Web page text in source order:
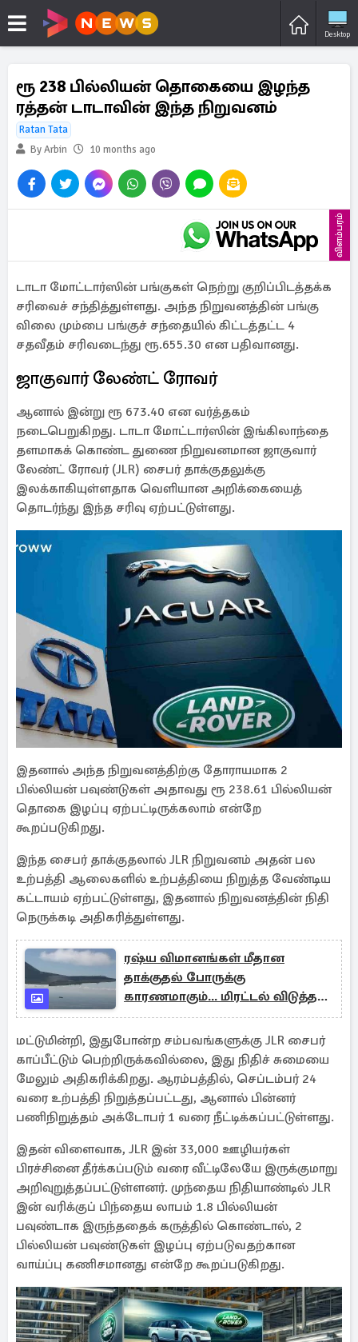
Desktop
ரூ 238 பில்லியன் தொகையை இழந்த
ரத்தன் டாடாவின் இந்த நிறுவனம்
Ratan Tata
By Arbin
10 months ago
விளம்பரம்
டாடா மோட்டார்ஸின் பங்குகள் நெற்று குறிப்பிடத்தக்க
சரிவைச் சந்தித்துள்ளது. அந்த நிறுவனத்தின் பங்கு
விலை மும்பை பங்குச் சந்தையில் கிட்டத்தட்ட 4
சதவீதம் சரிவடைந்து ரூ.655.30 என பதிவானது.
ஜாகுவார் லேண்ட் ரோவர்
ஆனால் இன்று ரூ 673.40 என வர்த்தகம்
நடைபெறுகிறது. டாடா மோட்டார்ஸின் இங்கிலாந்தை
தளமாகக் கொண்ட துணை நிறுவனமான ஜாகுவார்
லேண்ட் ரோவர் (JLR) சைபர் தாக்குதலுக்கு
இலக்காகியுள்ளதாக வெளியான அறிக்கையைத்
தொடர்ந்து இந்த சரிவு ஏற்பட்டுள்ளது.
இதனால் அந்த நிறுவனத்திற்கு தோராயமாக 2
பில்லியன் பவுண்டுகள் அதாவது ரூ 238.61 பில்லியன்
தொகை இழப்பு ஏற்பட்டிருக்கலாம் என்றே
கூறப்படுகிறது.
இந்த சைபர் தாக்குதலால் JLR நிறுவனம் அதன் பல
உற்பத்தி ஆலைகளில் உற்பத்தியை நிறுத்த வேண்டிய
கட்டாயம் ஏற்பட்டுள்ளது, இதனால் நிறுவனத்தின் நிதி
நெருக்கடி அதிகரித்துள்ளது.
ரஷ்ய விமானங்கள் மீதான
தாக்குதல் போருக்கு
காரணமாகும்... மிரட்டல் விடுத்த
ரஷ்யா
மட்டுமின்றி, இதுபோன்ற சம்பவங்களுக்கு JLR சைபர்
காப்பீட்டும் பெற்றிருக்கவில்லை, இது நிதிச் சுமையை
மேலும் அதிகரிக்கிறது. ஆரம்பத்தில், செப்டம்பர் 24
வரை உற்பத்தி நிறுத்தப்பட்டது, ஆனால் பின்னர்
பணிநிறுத்தம் அக்டோபர் 1 வரை நீட்டிக்கப்பட்டுள்ளது.
இதன் விளைவாக, JLR இன் 33,000 ஊழியர்கள்
பிரச்சினை தீர்க்கப்படும் வரை வீட்டிலேயே இருக்குமாறு
அறிவுறுத்தப்பட்டுள்ளனர். முந்தைய நிதியாண்டில் JLR
இன் வரிக்குப் பிந்தைய லாபம் 1.8 பில்லியன்
பவுண்டாக இருந்ததைக் கருத்தில் கொண்டால், 2
பில்லியன் பவுண்டுகள் இழப்பு ஏற்படுவதற்கான
வாய்ப்பு கணிசமானது என்றே கூறப்படுகிறது.